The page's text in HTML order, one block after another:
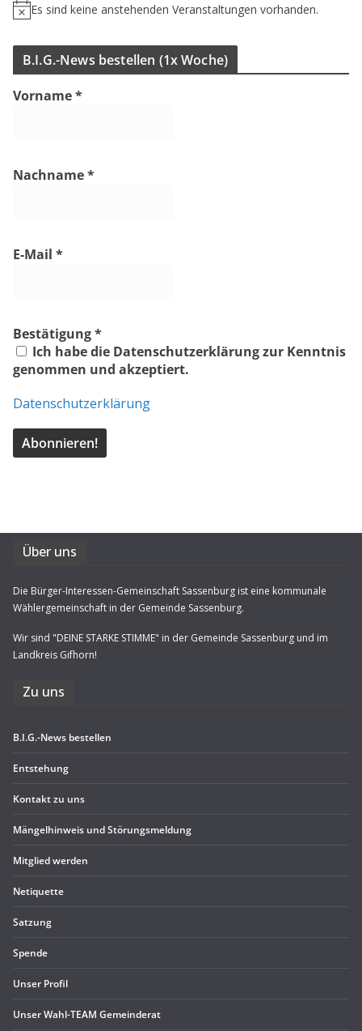
H
e
Es sind keine anstehenden Veranstaltungen vorhanden.
B.I.G.-News bestel­len (1x Woche)
Vorname*
Nachname*
E-Mail *
Bestätigung*
Ich habe die Datenschutzerklärung zur Kenntnis
genommen und akzeptiert.
Datenschutzerklärung
Über uns
Die Bürger-Interessen-Gemeinschaft Sassenburg ist eine kommunale
Wählergemeinschaft in der Gemeinde Sassenburg.
Wir sind "DEINE STARKE STIMME" in der Gemeinde Sassenburg und im
Landkreis Gifhorn!
Zu uns
B.I.G.-News bestel­len
Ent­ste­hung
Kon­takt zu uns
Män­gel­hin­weis und Störungsmeldung
Mit­glied werden
Neti­quette
Sat­zung
Spende
Unser Pro­fil
Unser Wahl-TEAM Gemeinderat